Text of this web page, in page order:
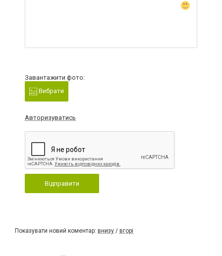
Завантажити фото:
Вибрати
Авторизуватись
Відправити
Показувати новий коментар: внизу / вгорі